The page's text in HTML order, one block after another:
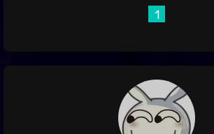
1